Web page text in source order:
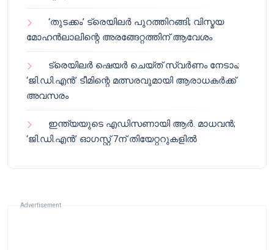
‘തുടക്കം’ ട്രെയിലർ പുറത്തിറങ്ങി; വിസ്മയ
മോഹൻലാലിന്റെ അരങ്ങേറ്റത്തിന് ആവേശം
ട്രെയിലർ ഷെയർ ചെയ്‌ത് സ്വർണം നേടാം;
‘ജി.ഡി.എൻ’ ടീമിന്റെ മത്സരവുമായി ആരാധകർക്ക്
അവസരം
ഇന്ത്യയുടെ എഡിസണായി ആർ. മാധവൻ;
‘ജി.ഡി.എൻ’ ഓഗസ്റ്റ് 7ന് തിയേറ്ററുകളിൽ
Advertisement